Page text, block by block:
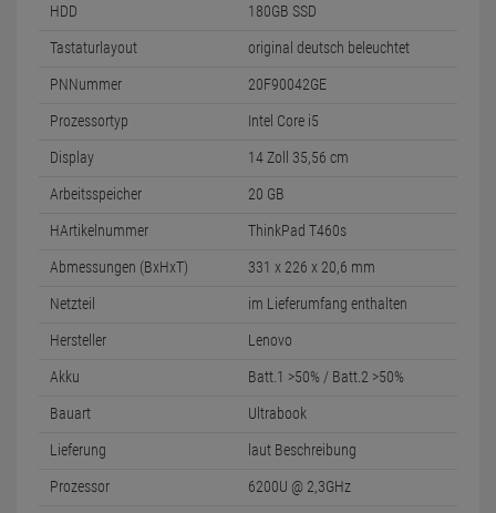
HDD 180GB SSD
Tastaturlayout original deutsch beleuchtet
PNNummer 20F90042GE
Prozessortyp Intel Core i5
Display 14 Zoll 35,56 cm
Arbeitsspeicher 20 GB
HArtikelnummer ThinkPad T460s
Abmessungen (BxHxT) 331 x 226 x 20,6 mm
Netzteil im Lieferumfang enthalten
Hersteller Lenovo
Akku Batt.1 >50% / Batt.2 >50%
Bauart Ultrabook
Lieferung laut Beschreibung
Prozessor 6200U @ 2,3GHz